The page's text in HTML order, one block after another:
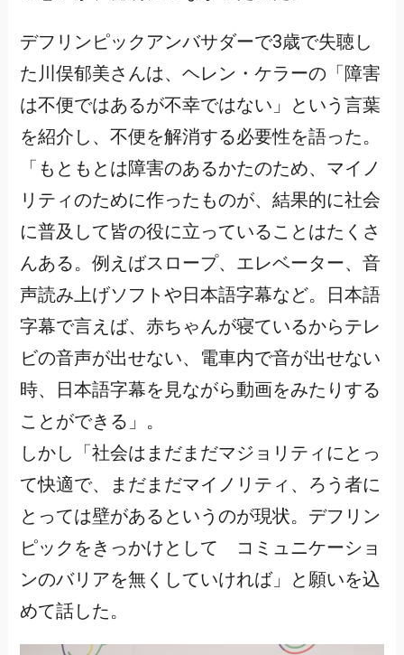
デフリンピックアンバサダーで3歳で失聴し
た川俣郁美さんは、ヘレン・ケラーの「障害
は不便ではあるが不幸ではない」という言葉
を紹介し、不便を解消する必要性を語った。
「もともとは障害のあるかたのため、マイノ
リティのために作ったものが、結果的に社会
に普及して皆の役に立っていることはたくさ
んある。例えばスロープ、エレベーター、音
声読み上げソフトや日本語字幕など。日本語
字幕で言えば、赤ちゃんが寝ているからテレ
ビの音声が出せない、電車内で音が出せない
時、日本語字幕を見ながら動画をみたりする
ことができる」。
しかし「社会はまだまだマジョリティにとっ
て快適で、まだまだマイノリティ、ろう者に
とっては壁があるというのが現状。デフリン
ピックをきっかけとして コミュニケーショ
ンのバリアを無くしていければ」と願いを込
めて話した。